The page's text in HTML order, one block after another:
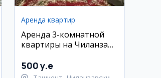
Аренда квартир
Аренда 3-комнатной
квартиры на Чиланзаре
500 y.e